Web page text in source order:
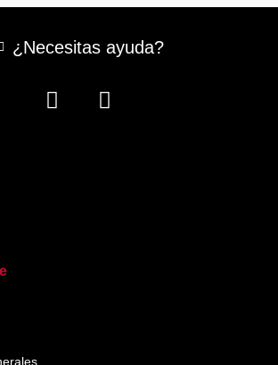
¿Necesitas ayuda?